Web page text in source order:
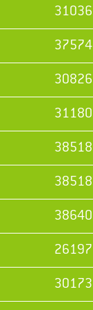
31036
37574
30826
31180
38518
38518
38640
26197
30173